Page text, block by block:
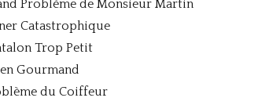
Problème de Monsieur Martin
Catastrophique
Trop Petit
Gourmand
du Coiffeur